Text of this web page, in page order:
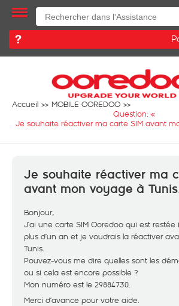
Accueil
MOBILE OOREDOO
Question: «
Je souhaite réactiver ma carte SIM avant
Je souhaite réactiver ma
avant mon voyage à
Bonjour,
J’ai une carte SIM Ooredoo qui est
plus d’un an et je voudrais la réactiver
Tunis.
Pouvez-vous me dire quelles sont les
ou si cela est encore possible ?
Mon numéro est le 29884730.
Merci d’avance pour votre aide.